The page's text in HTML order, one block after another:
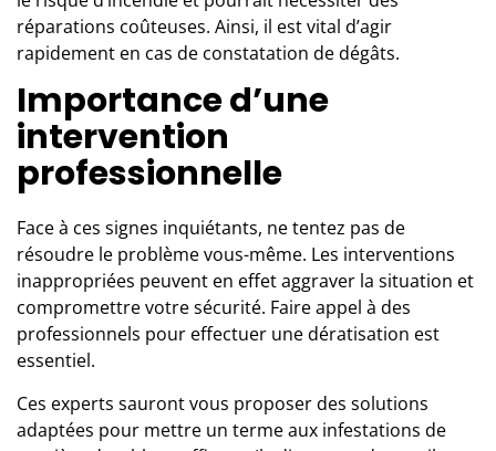
réparations coûteuses. Ainsi, il est vital d’agir
rapidement en cas de constatation de dégâts.
Importance d’une
intervention
professionnelle
Face à ces signes inquiétants, ne tentez pas de
résoudre le problème vous-même. Les interventions
inappropriées peuvent en effet aggraver la situation et
compromettre votre sécurité. Faire appel à des
professionnels pour effectuer une dératisation est
essentiel.
Ces experts sauront vous proposer des solutions
adaptées pour mettre un terme aux infestations de